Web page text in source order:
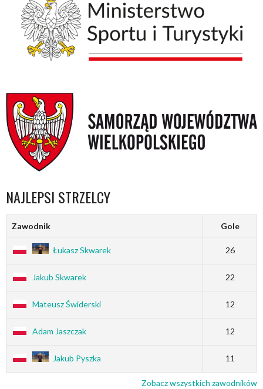
NAJLEPSI STRZELCY
Zawodnik Gole
Łukasz Skwarek 26
Jakub Skwarek 22
Mateusz Świderski 12
Adam Jaszczak 12
Jakub Pyszka 11
Zobacz wszystkich zawodników